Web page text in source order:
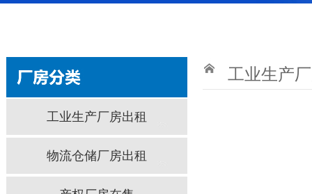
工业生产厂房出租
物流仓储厂房出租
工业生产